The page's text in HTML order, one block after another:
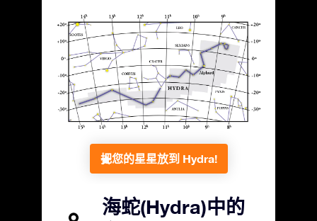
把您的星星放到 Hydra!
海蛇(Hydra)中的